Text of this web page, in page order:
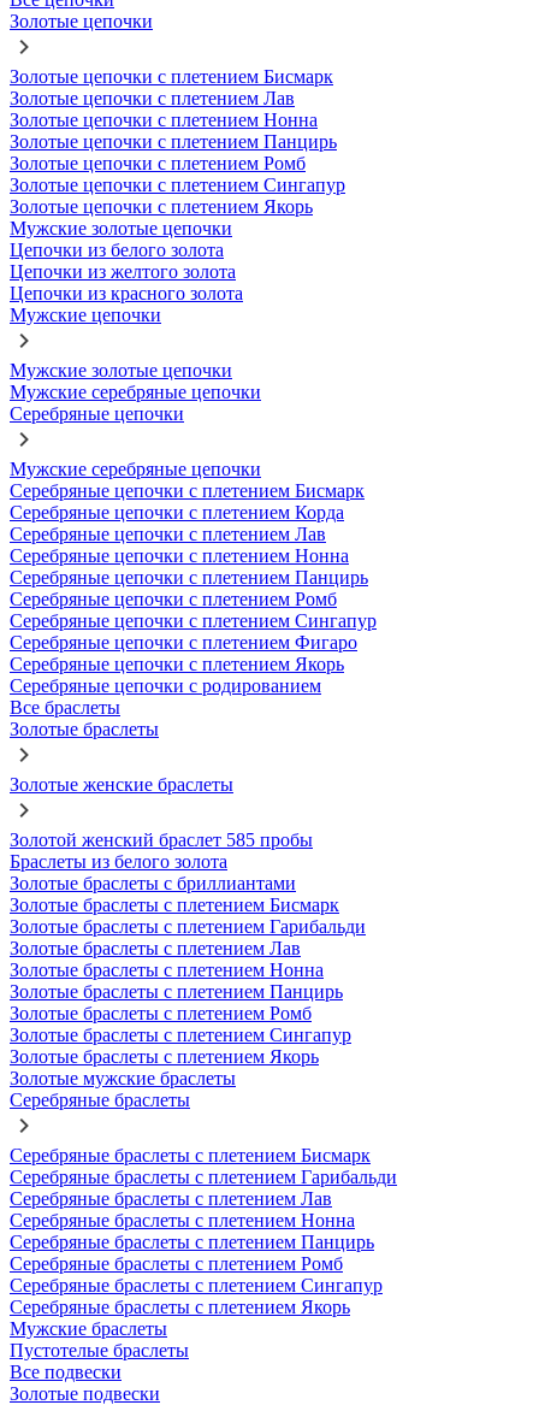
Золотые цепочки
Золотые цепочки с плетением Бисмарк
Золотые цепочки с плетением Лав
Золотые цепочки с плетением Нонна
Золотые цепочки с плетением Панцирь
Золотые цепочки с плетением Ромб
Золотые цепочки с плетением Сингапур
Золотые цепочки с плетением Якорь
Мужские золотые цепочки
Цепочки из белого золота
Цепочки из желтого золота
Цепочки из красного золота
Мужские цепочки
Мужские золотые цепочки
Мужские серебряные цепочки
Серебряные цепочки
Мужские серебряные цепочки
Серебряные цепочки с плетением Бисмарк
Серебряные цепочки с плетением Корда
Серебряные цепочки с плетением Лав
Серебряные цепочки с плетением Нонна
Серебряные цепочки с плетением Панцирь
Серебряные цепочки с плетением Ромб
Серебряные цепочки с плетением Сингапур
Серебряные цепочки с плетением Фигаро
Серебряные цепочки с плетением Якорь
Серебряные цепочки с родированием
Все браслеты
Золотые браслеты
Золотые женские браслеты
Золотой женский браслет 585 пробы
Браслеты из белого золота
Золотые браслеты с бриллиантами
Золотые браслеты с плетением Бисмарк
Золотые браслеты с плетением Гарибальди
Золотые браслеты с плетением Лав
Золотые браслеты с плетением Нонна
Золотые браслеты с плетением Панцирь
Золотые браслеты с плетением Ромб
Золотые браслеты с плетением Сингапур
Золотые браслеты с плетением Якорь
Золотые мужские браслеты
Серебряные браслеты
Серебряные браслеты с плетением Бисмарк
Серебряные браслеты с плетением Гарибальди
Серебряные браслеты с плетением Лав
Серебряные браслеты с плетением Нонна
Серебряные браслеты с плетением Панцирь
Серебряные браслеты с плетением Ромб
Серебряные браслеты с плетением Сингапур
Серебряные браслеты с плетением Якорь
Мужские браслеты
Пустотелые браслеты
Все подвески
Золотые подвески